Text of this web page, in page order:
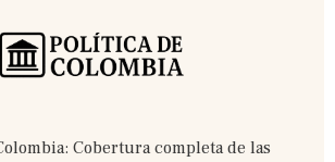
Cobertura completa de las